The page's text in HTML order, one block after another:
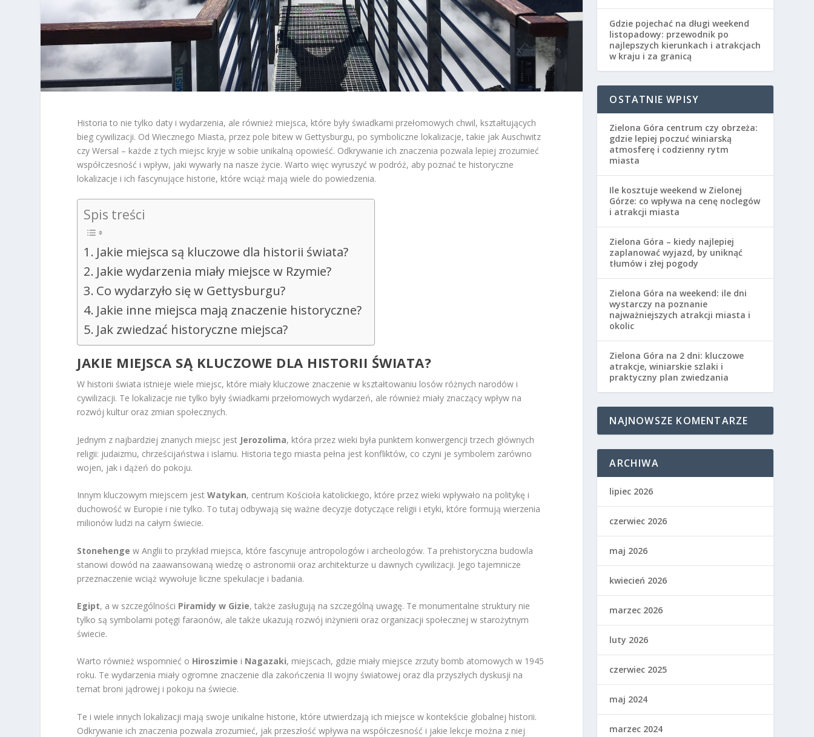
Historia to nie tylko daty i wydarzenia, ale również miejsca, które były świadkami przełomowych chwil, kształtujących
bieg cywilizacji. Od Wiecznego Miasta, przez pole bitew w Gettysburgu, po symboliczne lokalizacje, takie jak Auschwitz
czy Wersal – każde z tych miejsc kryje w sobie unikalną opowieść. Odkrywanie ich znaczenia pozwala lepiej zrozumieć
współczesność i wpływ, jaki wywarły na nasze życie. Warto więc wyruszyć w podróż, aby poznać te historyczne
lokalizacje i ich fascynujące historie, które wciąż mają wiele do powiedzenia.
Spis treści
Jakie miejsca są kluczowe dla historii świata?
Jakie wydarzenia miały miejsce w Rzymie?
Co wydarzyło się w Gettysburgu?
Jakie inne miejsca mają znaczenie historyczne?
Jak zwiedzać historyczne miejsca?
JAKIE MIEJSCA SĄ KLUCZOWE DLA HISTORII ŚWIATA?
W historii świata istnieje wiele miejsc, które miały kluczowe znaczenie w kształtowaniu losów różnych narodów i
cywilizacji. Te lokalizacje nie tylko były świadkami przełomowych wydarzeń, ale również miały znaczący wpływ na
rozwój kultur oraz zmian społecznych.
Jednym z najbardziej znanych miejsc jest Jerozolima, która przez wieki była punktem konwergencji trzech głównych
religii: judaizmu, chrześcijaństwa i islamu. Historia tego miasta pełna jest konfliktów, co czyni je symbolem zarówno
wojen, jak i dążeń do pokoju.
Innym kluczowym miejscem jestWatykan, centrum Kościoła katolickiego, które przez wieki wpływało na politykę i
duchowość w Europie i nie tylko. To tutaj odbywają się ważne decyzje dotyczące religii i etyki, które formują wierzenia
milionów ludzi na całym świecie.
Stonehenge w Anglii to przykład miejsca, które fascynuje antropologów i archeologów. Ta prehistoryczna budowla
stanowi dowód na zaawansowaną wiedzę o astronomii oraz architekturze u dawnych cywilizacji. Jego tajemnicze
przeznaczenie wciąż wywołuje liczne spekulacje i badania.
Egipt, a w szczególności Piramidy w Gizie, także zasługują na szczególną uwagę. Te monumentalne struktury nie
tylko są symbolami potęgi faraonów, ale także ukazują rozwój inżynierii oraz organizacji społecznej w starożytnym
świecie.
Warto również wspomnieć o Hiroszimie i Nagazaki, miejscach, gdzie miały miejsce zrzuty bomb atomowych w 1945
roku. Te wydarzenia miały ogromne znaczenie dla zakończenia II wojny światowej oraz dla przyszłych dyskusji na
temat broni jądrowej i pokoju na świecie.
Te i wiele innych lokalizacji mają swoje unikalne historie, które utwierdzają ich miejsce w kontekście globalnej historii.
Odkrywanie ich znaczenia pozwala zrozumieć, jak przeszłość wpływa na współczesność i jakie lekcje można z niej
Gdzie pojechać na długi weekend
listopadowy: przewodnik po
najlepszych kierunkach i atrakcjach
w kraju i za granicą
OSTATNIE WPISY
Zielona Góra centrum czy obrzeża:
gdzie lepiej poczuć winiarską
atmosferę i codzienny rytm
miasta
Ile kosztuje weekend w Zielonej
Górze: co wpływa na cenę noclegów
i atrakcji miasta
Zielona Góra – kiedy najlepiej
zaplanować wyjazd, by uniknąć
tłumów i złej pogody
Zielona Góra na weekend: ile dni
wystarczy na poznanie
najważniejszych atrakcji miasta i
okolic
Zielona Góra na 2 dni: kluczowe
atrakcje, winiarskie szlaki i
praktyczny plan zwiedzania
NAJNOWSZE KOMENTARZE
ARCHIWA
lipiec 2026
czerwiec 2026
maj 2026
kwiecień 2026
marzec 2026
luty 2026
czerwiec 2025
maj 2024
marzec 2024